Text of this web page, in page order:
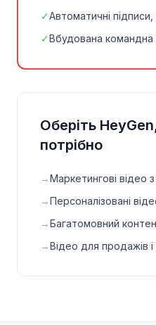
✓Автоматичні
✓Вбудована командна
Оберіть
потрібно
→Маркетингові відео
→Персоналізовані
→Багатомовний
→Відео для продажів і